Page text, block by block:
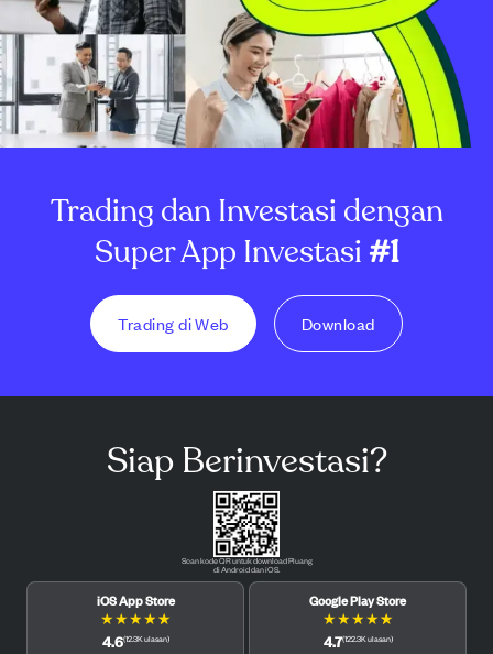
Trading dan Investasi dengan
Super App Investasi#1
Trading di Web Download
Siap Berinvestasi?
Scan kode QR untuk download Pluang
di Android dan iOS.
iOS App Store
★★★★★
4.6(12.3Kulasan)
Google Play Store
★★★★★
4.7(122.3Kulasan)